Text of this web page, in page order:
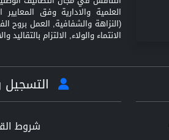
(النزاهة والشفافية, العمل بروح
الانتماء والولاء, الالتزام بالتقاليد
التسجيل
شروط